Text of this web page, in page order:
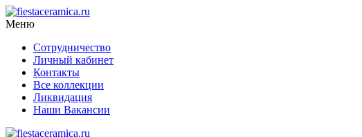
Меню
Сотрудничество
Личный кабинет
Контакты
Все коллекции
Ликвидация
Наши Вакансии